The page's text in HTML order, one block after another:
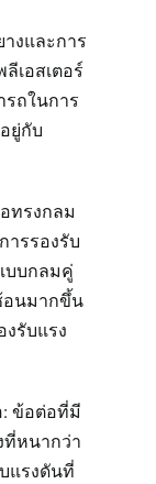
งและการ
เอสเตอร์
ถในการ
ยู่กับ
ทรงกลม
รรองรับ
บบกลมคู่
อนมากขึ้น
รับแรง
ข้อต่อที่มี
ที่หนากว่า
แรงดันที่